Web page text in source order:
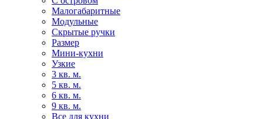
Малогабаритные
Модульные
Скрытые ручки
Размер
Мини-кухни
Узкие
3 кв. м.
5 кв. м.
6 кв. м.
9 кв. м.
Все для кухни